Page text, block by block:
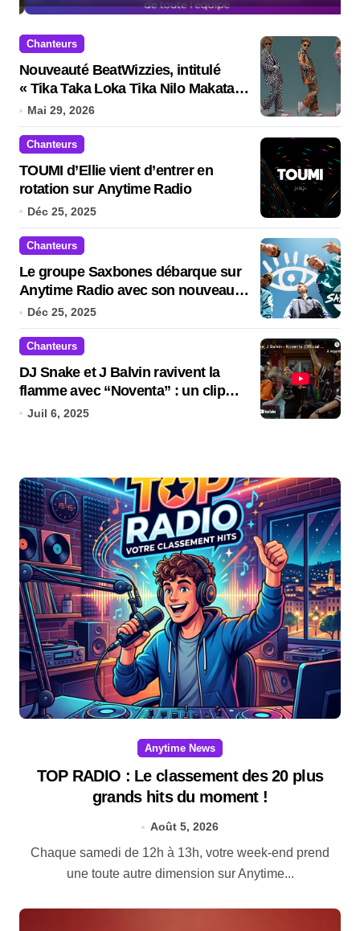
Chanteurs
Nouveauté BeatWizzies, intitulé
« Tika Taka Loka Tika Nilo Makata
Niro »
Mai 29, 2026
Chanteurs
TOUMI d’Ellie vient d’entrer en
rotation sur Anytime Radio
Déc 25, 2025
Chanteurs
Le groupe Saxbones débarque sur
Anytime Radio avec son nouveau
titre
Déc 25, 2025
Chanteurs
DJ Snake et J Balvin ravivent la
flamme avec “Noventa” : un clip
brûlant pour un été bouillant !
Juil 6, 2025
Anytime News
TOP RADIO : Le classement des 20 plus
grands hits du moment !
Août 5, 2026
Chaque samedi de 12h à 13h, votre week-end prend
une toute autre dimension sur Anytime...